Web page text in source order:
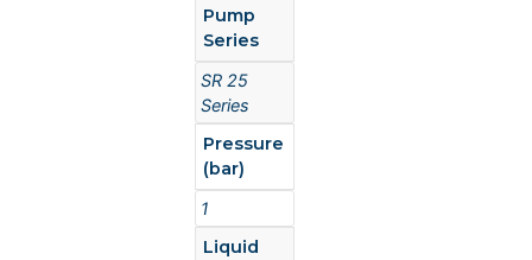
Pump
Series
SR 25
Series
Pressure
(bar)
1
Liquid